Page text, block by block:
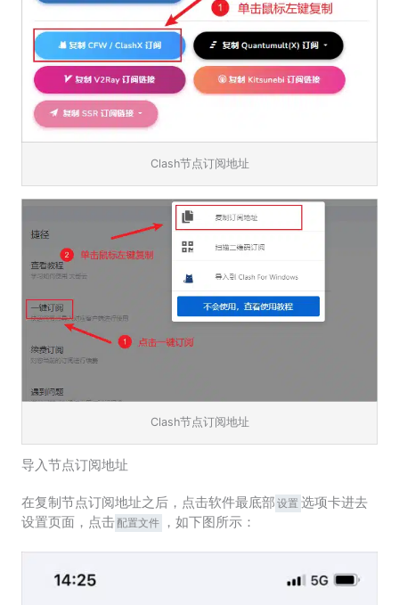
Clash节点订阅地址
Clash节点订阅地址
导入节点订阅地址
在复制节点订阅地址之后，点击软件最底部 设置 选项卡进去
设置页面，点击 配置文件 ，如下图所示：